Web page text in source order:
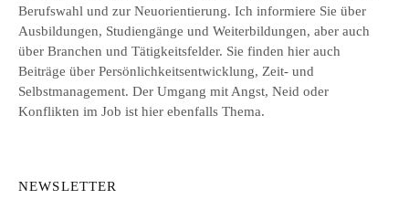
Berufswahl und zur Neuorientierung. Ich informiere Sie über
Ausbildungen, Studiengänge und Weiterbildungen, aber auch
über Branchen und Tätigkeitsfelder. Sie finden hier auch
Beiträge über Persönlichkeitsentwicklung, Zeit- und
Selbstmanagement. Der Umgang mit Angst, Neid oder
Konflikten im Job ist hier ebenfalls Thema.
NEWSLETTER